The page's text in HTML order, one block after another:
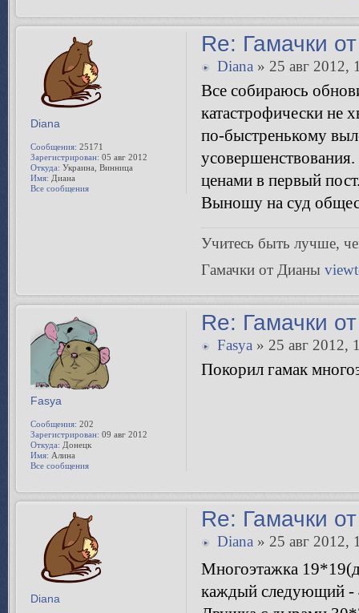
Re: Гамачки
Diana » 25 авг 2012,
Все собираюсь
катастрофически не
по-быстренькому
ценами в первый
Выношу на суд
Учитесь быть лучше,
Гамачки от Дианы
Diana
Сообщения: 25171
Зарегистрирован: 05 авг 2012
Откуда: Украина, Винница
Имя: Диана
Все сообщения
Re: Гамачки
Fasya» 25 авг 2012,
Покорил гамак
Fasya
Сообщения: 202
Зарегистрирован: 09 авг 2012
Откуда: Донецк
Имя: Алина
Все сообщения
Re: Гамачки
Diana» 25 авг 2012,
Многоэтажка
каждый следующий -
Diana